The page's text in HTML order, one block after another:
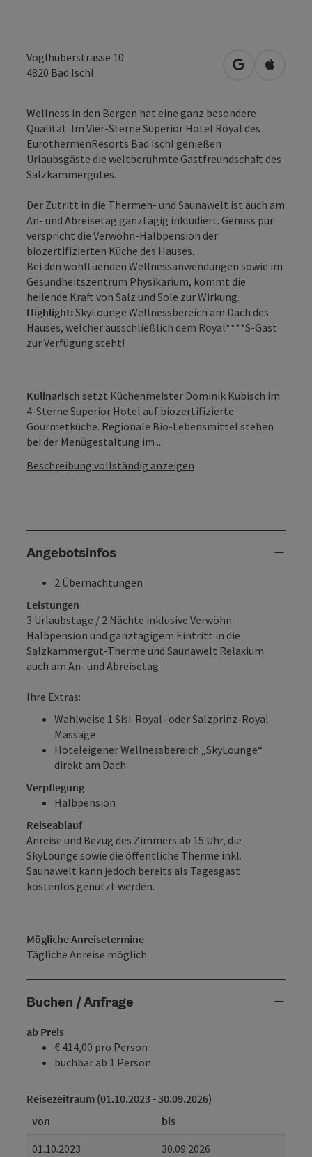
Voglhuberstrasse 10
4820 Bad Ischl in Google
in
Wellness in den Bergen hat eine ganz besondere
Qualität: Im Vier-Sterne Superior Hotel Royal des
EurothermenResorts Bad Ischl genießen
Urlaubsgäste die weltberühmte Gastfreundschaft des
Salzkammergutes.
Der Zutritt in die Thermen- und Saunawelt ist auch am
An- und Abreisetag ganztägig inkludiert. Genuss pur
verspricht die Verwöhn-Halbpension der
biozertifizierten Küche des Hauses.
Bei den wohltuenden Wellnessanwendungen sowie im
Gesundheitszentrum Physikarium, kommt die
heilende Kraft von Salz und Sole zur Wirkung.
Highlight:SkyLounge Wellnessbereich am Dach des
Hauses, welcher ausschließlich dem Royal****S-Gast
zur Verfügung steht!
Kulinarisch setzt Küchenmeister Dominik Kubisch im
4-Sterne Superior Hotel auf biozertifizierte
Gourmetküche. Regionale Bio-Lebensmittel stehen
bei der Menügestaltung im ...
Beschreibung vollständig anzeigen
Angebotsinfos
2 Übernachtungen
Leistungen
3 Urlaubstage / 2 Nächte inklusive Verwöhn-
Halbpension und ganztägigem Eintritt in die
Salzkammergut-Therme und Saunawelt Relaxium
auch am An- und Abreisetag
Ihre Extras:
Wahlweise 1 Sisi-Royal- oder Salzprinz-Royal-
Massage
Hoteleigener Wellnessbereich „SkyLounge“
direkt am Dach
Verpflegung
Halbpension
Reiseablauf
Anreise und Bezug des Zimmers ab 15 Uhr, die
SkyLounge sowie die öffentliche Therme inkl.
Saunawelt kann jedoch bereits als Tagesgast
kostenlos genützt werden.
Mögliche Anreisetermine
Tägliche Anreise möglich
Buchen / Anfrage
ab Preis
€ 414,00 pro Person
buchbar ab 1 Person
Reisezeitraum (01.10.2023 - 30.09.2026)
von
bis
01.10.2023
30.09.2026